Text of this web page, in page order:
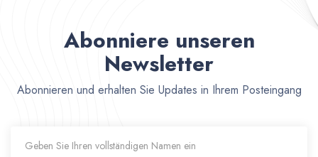
Abonniere unseren
Newsletter
Abonnieren und erhalten Sie Updates in Ihrem Posteingang